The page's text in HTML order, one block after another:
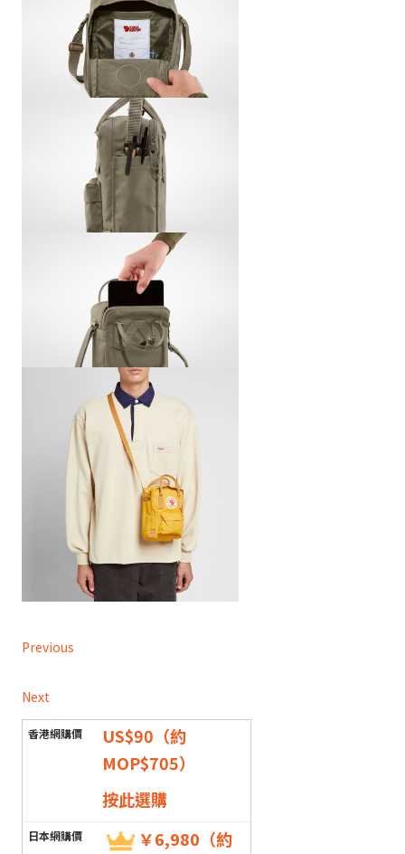
Previous
Next
US$90（約
MOP$705）
按此選購
￥6,980（約